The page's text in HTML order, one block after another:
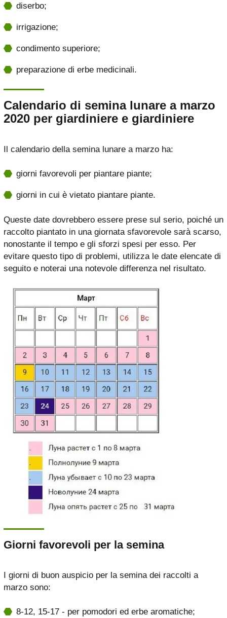
diserbo;
irrigazione;
condimento superiore;
preparazione di erbe medicinali.
Calendario di semina lunare a marzo
2020 per giardiniere e giardiniere
Il calendario della semina lunare a marzo ha:
giorni favorevoli per piantare piante;
giorni in cui è vietato piantare piante.
Queste date dovrebbero essere prese sul serio, poiché un
raccolto piantato in una giornata sfavorevole sarà scarso,
nonostante il tempo e gli sforzi spesi per esso. Per
evitare questo tipo di problemi, utilizza le date elencate di
seguito e noterai una notevole differenza nel risultato.
Giorni favorevoli per la semina
I giorni di buon auspicio per la semina dei raccolti a
marzo sono:
8-12, 15-17 - per pomodori ed erbe aromatiche;